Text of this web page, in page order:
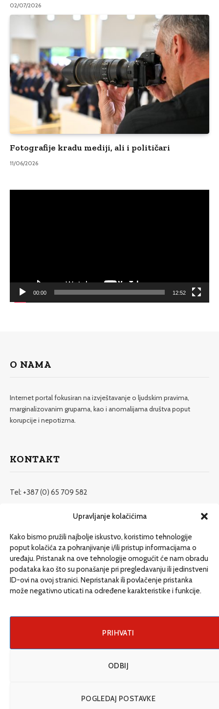
Upravljanje kolačićima
Kako bismo pružili najbolje iskustvo, koristimo tehnologije
poput kolačića za pohranjivanje i/ili pristup informacijama o
uređaju. Pristanak na ove tehnologije omogućit će nam obradu
podataka kao što su ponašanje pri pregledavanju ili jedinstveni
ID-ovi na ovoj stranici. Nepristanak ili povlačenje pristanka
može negativno uticati na određene karakteristike i funkcije.
PRIHVATI
ODBIJ
POGLEDAJ POSTAVKE
02/07/2026
Fotografije kradu mediji, ali i političari
11/06/2026
00:00 12:52
O NAMA
Internet portal fokusiran na izvještavanje o ljudskim pravima,
marginalizovanim grupama, kao i anomalijama društva poput
korupcije i nepotizma.
KONTAKT
Tel: +387 (0) 65 709 582
redakcija@etrafika.net
Dosije
Drugi pišu
Društvo